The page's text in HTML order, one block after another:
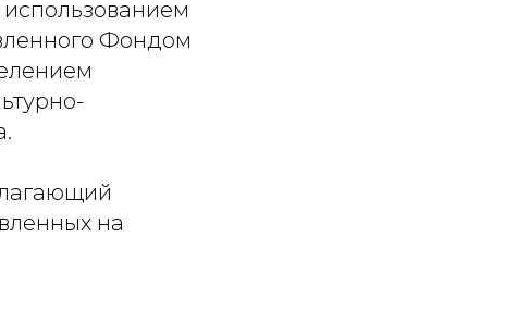
Фондом
на